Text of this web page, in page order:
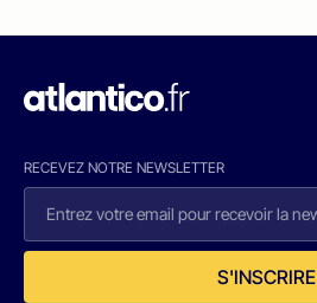
RECEVEZ NOTRE NEWSLETTER
S'INSCRIRE